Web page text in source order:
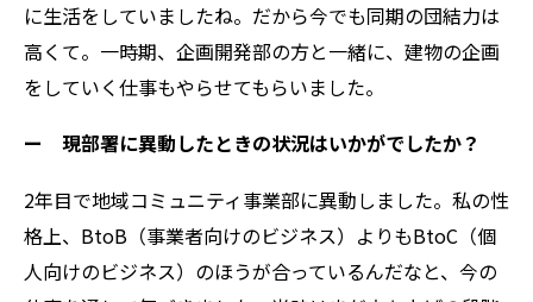
に生活をしていましたね。だから今でも同期の団結力は
高くて。一時期、企画開発部の方と一緒に、建物の企画
をしていく仕事もやらせてもらいました。
ー 現部署に異動したときの状況はいかがでしたか？
2年目で地域コミュニティ事業部に異動しました。私の性
格上、BtoB（事業者向けのビジネス）よりもBtoC（個
人向けのビジネス）のほうが合っているんだなと、今の